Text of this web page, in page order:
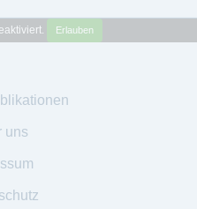
Erlauben
uns